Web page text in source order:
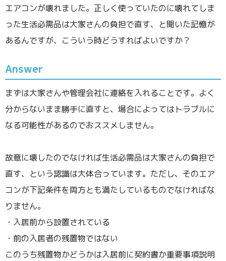
エアコンが壊れました。正しく使っていたのに壊れてしま
った生活必需品は大家さんの負担で直す、と聞いた記憶が
あるんですが、こういう時どうすればよいですか？
Answer
まずは大家さんや管理会社に連絡を入れることです。よく
分からないまま勝手に直すと、場合によってはトラブルに
なる可能性があるのでおススメしません。
故意に壊したのでなければ生活必需品は大家さんの負担で
直す、という認識は大体合っています。ただし、そのエア
コンが下記条件を両方とも満たしているものでなければな
りません。
・入居前から設置されている
・前の入居者の残置物ではない
このうち残置物かどうかは入居前に契約書か重要事項説明